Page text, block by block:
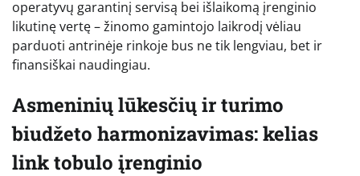
operatyvų garantinį servisą bei išlaikomą įrenginio
likutinę vertę – žinomo gamintojo laikrodį vėliau
parduoti antrinėje rinkoje bus ne tik lengviau, bet ir
finansiškai naudingiau.
Asmeninių lūkesčių ir turimo
biudžeto harmonizavimas: kelias
link tobulo įrenginio